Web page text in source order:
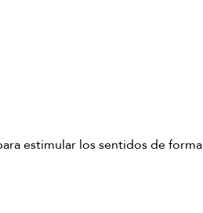
estimular los sentidos de forma